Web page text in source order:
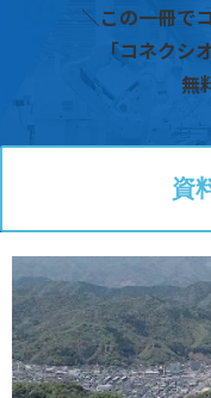
＼この一冊で
「コネクシ
無
資